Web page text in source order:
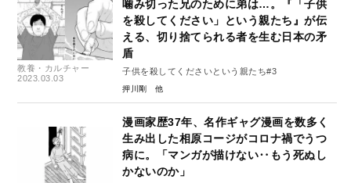
教養・カルチャー
2023.03.03
噛み切った兄のために弟は…。『「子供
を殺してください」という親たち』が伝
える、切り捨てられる者を生む日本の矛
盾
子供を殺してくださいという親たち#3
押川剛
漫画家歴37年、名作ギャグ漫画を数多く
生み出した相原コージがコロナ禍でうつ
病に。「マンガが描けない‥もう死ぬし
かないのか」